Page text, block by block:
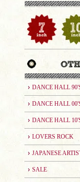
DANCE HALL
DANCE HALL
DANCE HALL
LOVERS ROCK
JAPANESE
SALE